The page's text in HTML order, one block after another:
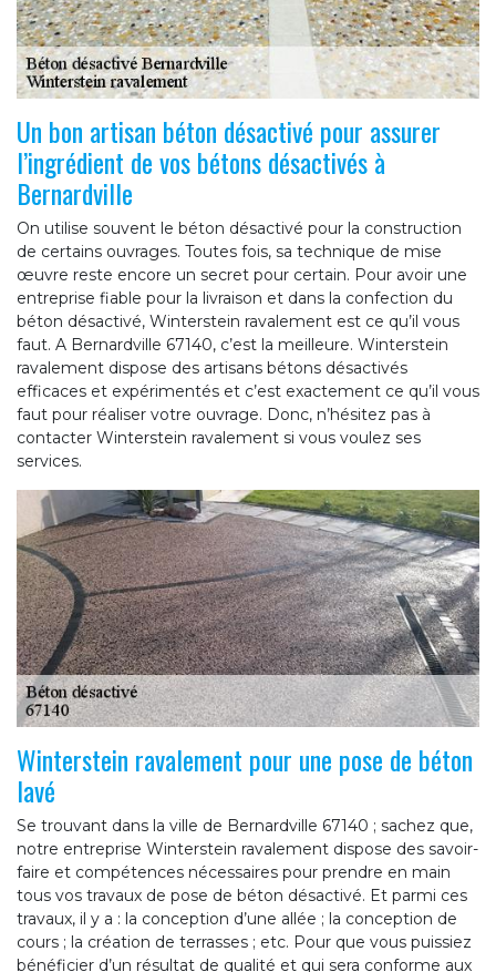
Un bon artisan béton désactivé pour assurer
l’ingrédient de vos bétons désactivés à
Bernardville
On utilise souvent le béton désactivé pour la construction
de certains ouvrages. Toutes fois, sa technique de mise
œuvre reste encore un secret pour certain. Pour avoir une
entreprise fiable pour la livraison et dans la confection du
béton désactivé, Winterstein ravalement est ce qu’il vous
faut. A Bernardville 67140, c’est la meilleure. Winterstein
ravalement dispose des artisans bétons désactivés
efficaces et expérimentés et c’est exactement ce qu’il vous
faut pour réaliser votre ouvrage. Donc, n’hésitez pas à
contacter Winterstein ravalement si vous voulez ses
services.
Winterstein ravalement pour une pose de béton
lavé
Se trouvant dans la ville de Bernardville 67140 ; sachez que,
notre entreprise Winterstein ravalement dispose des savoir-
faire et compétences nécessaires pour prendre en main
tous vos travaux de pose de béton désactivé. Et parmi ces
travaux, il y a : la conception d’une allée ; la conception de
cours ; la création de terrasses ; etc. Pour que vous puissiez
bénéficier d’un résultat de qualité et qui sera conforme aux